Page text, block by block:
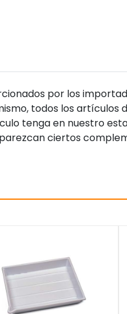
por los
todos los artículos
tenga en nuestro
ciertos